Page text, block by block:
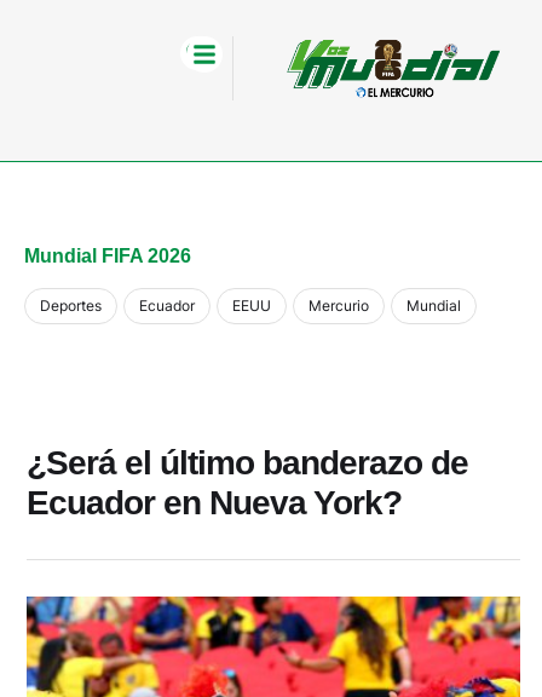
Mundial FIFA 2026
Deportes Ecuador EEUU Mercurio Mundial
¿Será el último banderazo de
Ecuador en Nueva York?